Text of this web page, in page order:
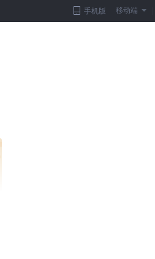
手机版 移动端